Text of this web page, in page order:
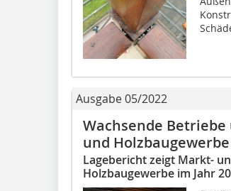
Ausgabe 05/2022
Wachsende
und Holzbaugewerbe
Lagebericht zeigt Markt-
Holzbaugewerbe im Jahr